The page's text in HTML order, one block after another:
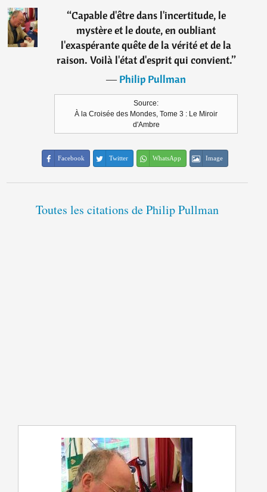
“Capable d'être dans l'incertitude, le
mystère et le doute, en oubliant
l'exaspérante quête de la vérité et de la
raison. Voilà l'état d'esprit qui convient.”
―Philip Pullman
Source:
À la Croisée des Mondes, Tome 3 : Le Miroir
d'Ambre
Facebook Twitter WhatsApp Image
Toutes les citations de Philip Pullman